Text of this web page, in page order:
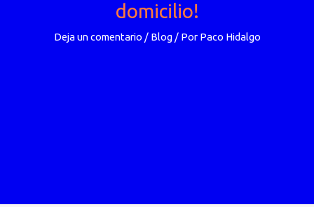
domicilio!
Deja un comentario / Blog/ Por Paco Hidalgo